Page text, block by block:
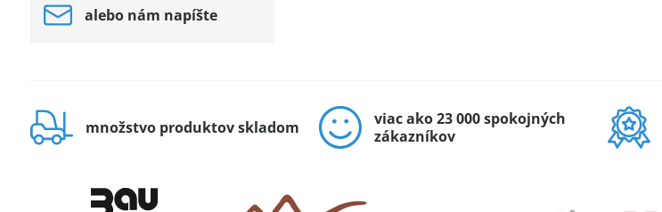
alebo nám napíšte
množstvo produktov skladom
viac ako 23 000 spokojných
zákazníkov